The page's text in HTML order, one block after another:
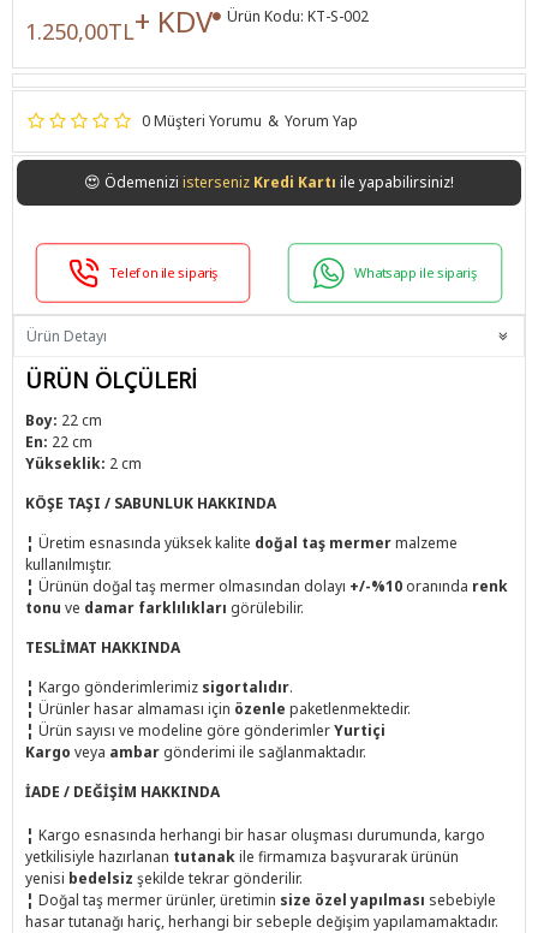
0 Müşteri Yorumu & Yorum Yap
1.250,00TL+ KDV Ürün Kodu: KT-S-002
😍 Ödemenizi istersenizKredi Kartı ile yapabilirsiniz!
Telefon ile sipariş Whatsapp ile sipariş
Ürün Detayı
ÜRÜN ÖLÇÜLERİ
Boy: 22 cm
En: 22 cm
Yükseklik: 2 cm
KÖŞE TAŞI / SABUNLUK HAKKINDA
¦ Üretim esnasında yüksek kalite doğal taş mermermalzeme
kullanılmıştır.
¦ Ürünün doğal taş mermer olmasından dolayı +/-%10 oranında renk
tonu ve damar farklılıkları görülebilir.
TESLİMAT HAKKINDA
¦ Kargo gönderimlerimiz sigortalıdır.
¦ Ürünler hasar almaması için özenle paketlenmektedir.
¦ Ürün sayısı ve modeline göre gönderimlerYurtiçi
Kargo veya ambar gönderimi ile sağlanmaktadır.
İADE / DEĞİŞİM HAKKINDA
¦ Kargo esnasında herhangi bir hasar oluşması durumunda, kargo
yetkilisiyle hazırlanan tutanakile firmamıza başvurarak ürünün
yenisi bedelsiz şekilde tekrar gönderilir.
¦ Doğal taş mermer ürünler, üretimin size özel yapılması sebebiyle
hasar tutanağı hariç, herhangi bir sebeple değişim yapılamamaktadır.